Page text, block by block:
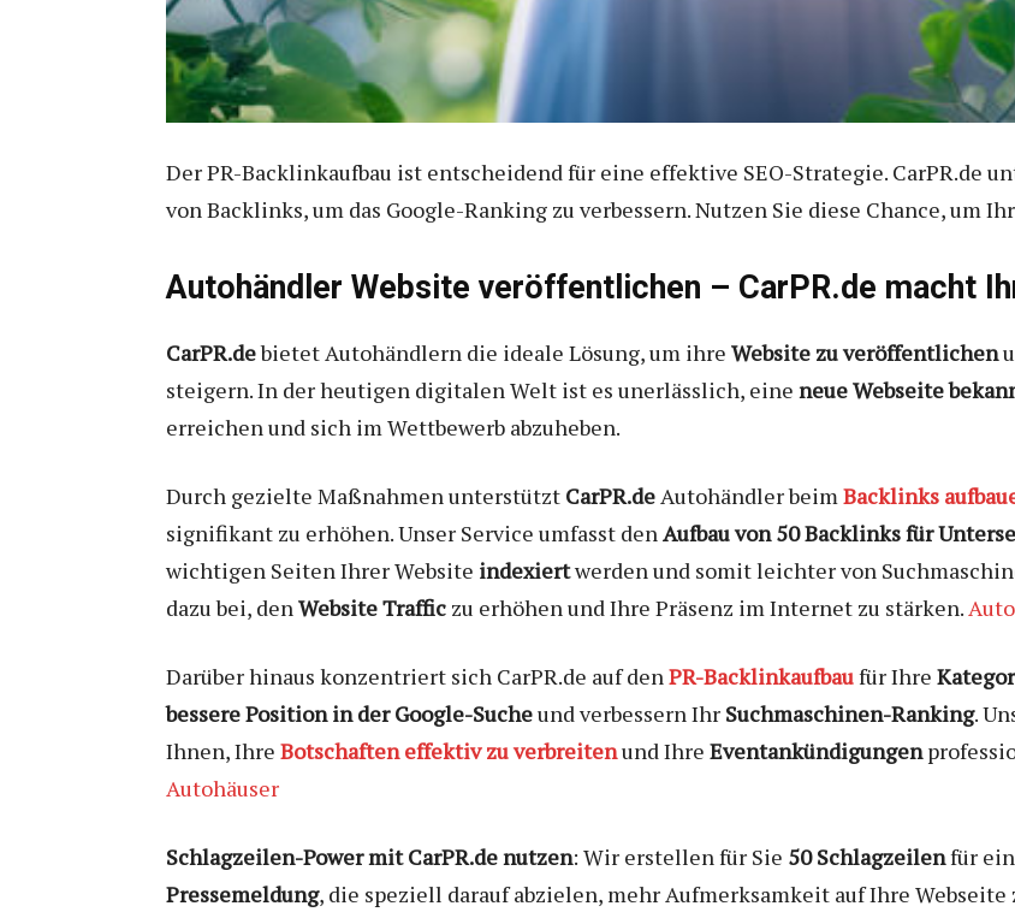
Der PR-Backlinkaufbau ist entscheidend für eine effektive SEO-Strategie. CarPR.de
von Backlinks, um das Google-Ranking zu verbessern. Nutzen Sie diese Chance, um
Autohändler Website veröffentlichen – CarPR.de macht
CarPR.debietet Autohändlern die ideale Lösung, um ihre Website zu veröffentlichen
steigern. In der heutigen digitalen Welt ist es unerlässlich, eine neue Webseite
erreichen und sich im Wettbewerb abzuheben.
Durch gezielte Maßnahmen unterstützt CarPR.deAutohändler beimBacklinks
signifikant zu erhöhen. Unser Service umfasst denAufbau von 50 Backlinks für
wichtigen Seiten Ihrer Website indexiertwerden und somit leichter von
dazu bei, denWebsite Traffic zu erhöhen und Ihre Präsenz im Internet zu stärken.
Darüber hinaus konzentriert sich CarPR.de auf denPR-Backlinkaufbaufür Ihre
bessere Position in der Google-Sucheund verbessern Ihr Suchmaschinen-Ranking.
Ihnen, Ihre Botschaften effektiv zu verbreitenund Ihre Eventankündigungen
Autohäuser
Schlagzeilen-Power mit CarPR.de nutzen: Wir erstellen für Sie 50 Schlagzeilenfür
Pressemeldung, die speziell darauf abzielen, mehr Aufmerksamkeit auf Ihre